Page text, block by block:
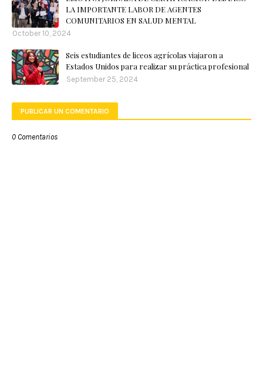
LA IMPORTANTE LABOR DE AGENTES
COMUNITARIOS EN SALUD MENTAL
October 10, 2024
Seis estudiantes de liceos agrícolas viajaron a
Estados Unidos para realizar su práctica profesional
September 25, 2024
PUBLICAR UN COMENTARIO
0 Comentarios